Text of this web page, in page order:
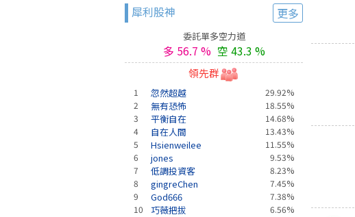
犀利股神 更多
委託單多空力道
多 56.7 % 空 43.3 %
領先群
1 忽然超越
29.92%
2
無有恐怖
18.55%
3
平衡自在
14.68%
4
自在人間
13.43%
5
Hsienweilee
11.55%
6
jones
9.53%
7
低調投資客
8.23%
8
gingreChen
7.45%
9
God666
7.38%
10
巧薇把拔 6.56%